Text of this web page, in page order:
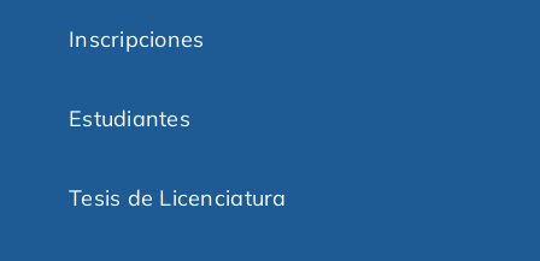
Inscripciones
Estudiantes
Tesis de Licenciatura